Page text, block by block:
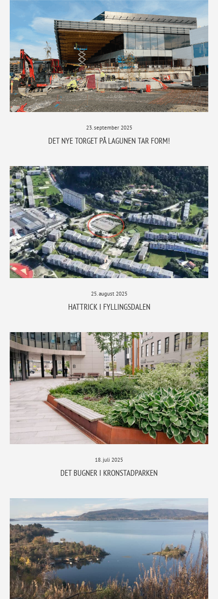
23. september 2025
DET NYE TORGET PÅ LAGUNEN TAR FORM!
25. august 2025
HATTRICK I FYLLINGSDALEN
18. juli 2025
DET BUGNER I KRONSTADPARKEN